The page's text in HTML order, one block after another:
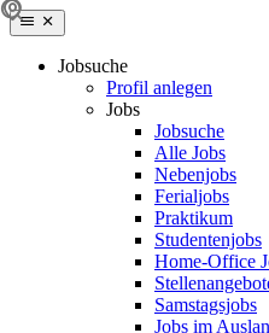
Jobsuche
Profil anlegen
Jobs
Jobsuche
Alle Jobs
Nebenjobs
Ferialjobs
Praktikum
Studentenjobs
Home-Office
Samstagsjobs
Jobs im